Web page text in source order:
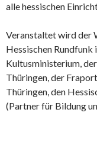
alle hessischen
Veranstaltet wird der
Hessischen
Kultusministerium,
Thüringen, der
Thüringen, den
(Partner für Bildung